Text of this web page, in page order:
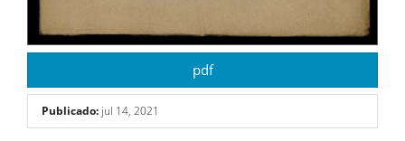
pdf
Publicado: jul 14, 2021